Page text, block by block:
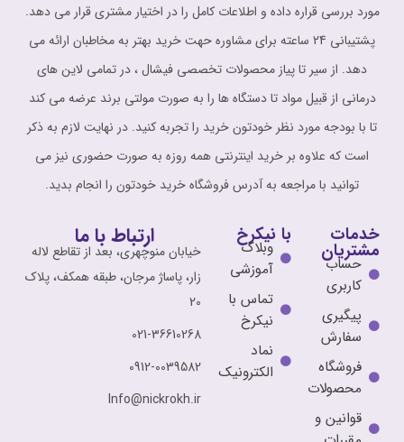
مورد بررسی قراره داده و اطلاعات کامل را در اختیار مشتری قرار می دهد.
پشتیبانی 24 ساعته برای مشاوره حهت خرید بهتر به مخاطبان ارائه می
دهد. از سیر تا پیاز محصولات تخصصی فیشال ، در تمامی لاین های
درمانی از قبیل مواد تا دستگاه ها را به صورت مولتی برند عرضه می کند
تا با بودجه مورد نظر خودتون خرید را تجربه کنید. در نهایت لازم به ذکر
است که علاوه بر خرید اینترنتی همه روزه به صورت حضوری نیز می
توانید با مراجعه به آدرس فروشگاه خرید خودتون را انجام بدید.
خدمات
مشتریان
حساب
کاربری
پیگیری
سفارش
فروشگاه
محصولات
قوانین و
با نیکرخ
وبلاگ
آموزشی
تماس با
نیکرخ
نماد
الکترونیک
ارتباط با ما
خیابان منوچهری، بعد از تقاطع لاله
زار، پاساژ مرجان، طبقه همکف، پلاک
20
021-36610268
0912-0039582
Info@nickrokh.ir